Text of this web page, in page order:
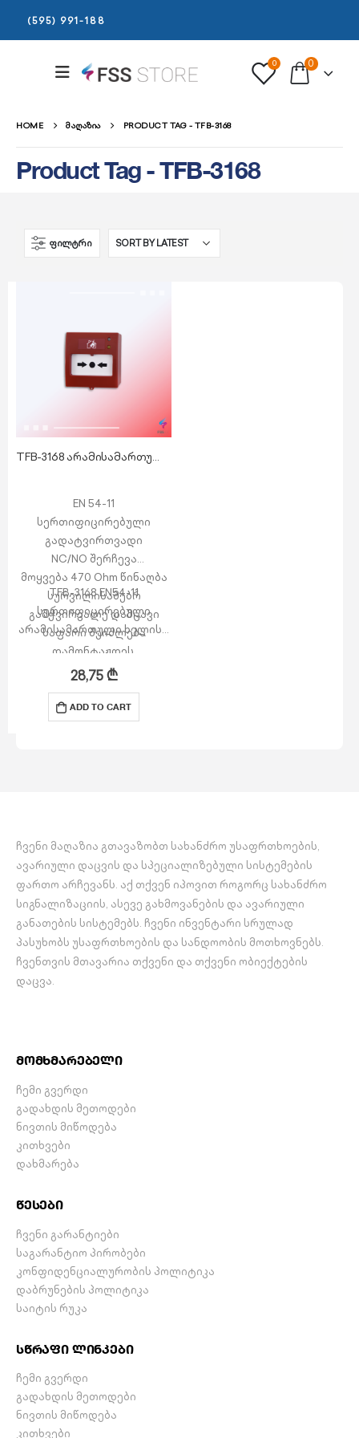
(595) 991-188
0 0
HOME ᲛᲐᲦᲐᲖᲘᲐ PRODUCT TAG - TFB-3168
Product Tag - TFB-3168
ᲤᲘᲚᲢᲠᲘ
TFB-3168 არამისამართული ხელის ღილაკი LED ინდიკატორით
EN 54-11
სერთიფიცირებული
გადატვირთვადი
NC/NO შერჩევა
მოყვება 470 Ohm წინაღბა
სურვილისამებრ
გამჭვირვალე დამცავი
საფარი შეიძლება
დამონტაჟდეს.
შესძლებელია საფარის
თავსებადია ყველა
არამისამართულ სახანძრო
TFB-3168 EN54-11
სერთიფიცირებული
არამისამართული ხელის…
28,75₾
ADD TO CART
ჩვენი მაღაზია გთავაზობთ სახანძრო უსაფრთხოების,
ავარიული დაცვის და სპეციალიზებული სისტემების
ფართო არჩევანს. აქ თქვენ იპოვით როგორც სახანძრო
სიგნალიზაციის, ასევე გახმოვანების და ავარიული
განათების სისტემებს. ჩვენი ინვენტარი სრულად
პასუხობს უსაფრთხოების და სანდოობის მოთხოვნებს.
ჩვენთვის მთავარია თქვენი და თქვენი ობიექტების
დაცვა.
მომხმარებელი
ჩემი გვერდი
გადახდის მეთოდები
ნივთის მიწოდება
კითხვები
დახმარება
წესები
ჩვენი გარანტიები
საგარანტიო პირობები
კონფიდენციალურობის პოლიტიკა
დაბრუნების პოლიტიკა
საიტის რუკა
სწრაფი ლინკები
ჩემი გვერდი
გადახდის მეთოდები
ნივთის მიწოდება
კითხვები